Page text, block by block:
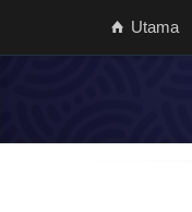
Utama